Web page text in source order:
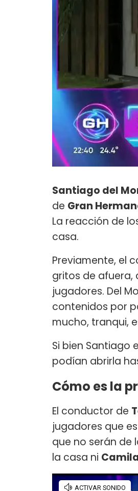
Santiago del
de Gran
La reacción de
casa.
Previamente, el
gritos de afuera,
jugadores. Del
contenidos por
mucho, tranqui,
Si bien Santiago
podían abrirla
Cómo es la
El conductor de
jugadores que
que no serán de
la casa ni